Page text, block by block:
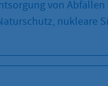
von Abfällen
nukleare